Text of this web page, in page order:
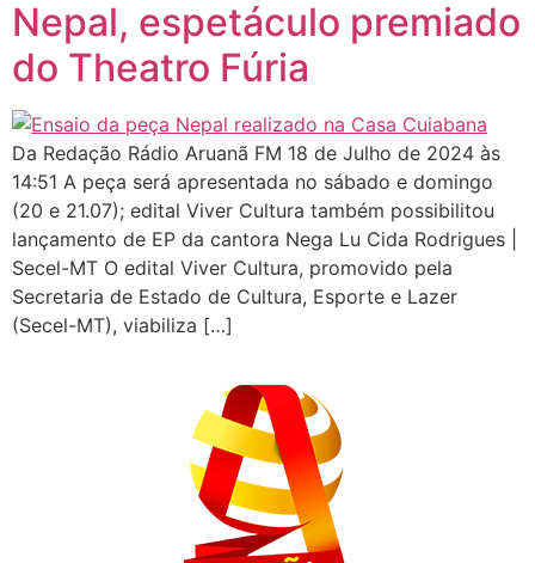
Nepal, espetáculo premiado
do Theatro Fúria
Da Redação Rádio Aruanã FM 18 de Julho de 2024 às
14:51 A peça será apresentada no sábado e domingo
(20 e 21.07); edital Viver Cultura também possibilitou
lançamento de EP da cantora Nega Lu Cida Rodrigues |
Secel-MT O edital Viver Cultura, promovido pela
Secretaria de Estado de Cultura, Esporte e Lazer
(Secel-MT), viabiliza […]